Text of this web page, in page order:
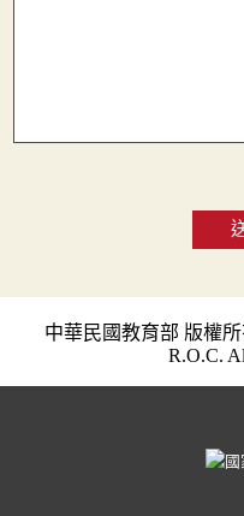
中華民國教育部 版權所
R.O.C.